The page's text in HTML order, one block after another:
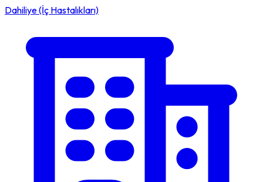
Dahiliye (İç Hastalıkları)